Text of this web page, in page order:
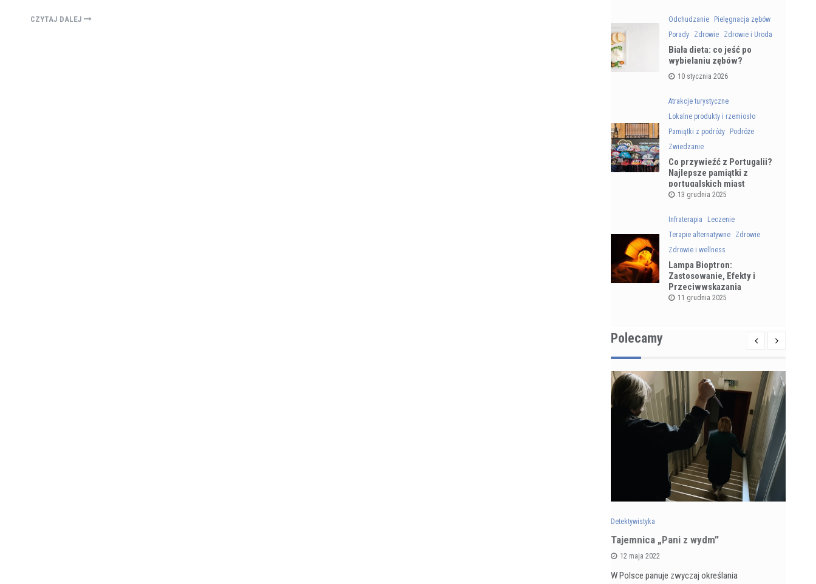
CZYTAJ DALEJ Odchudzanie
Pielęgnacja zębów
Porady
Zdrowie Zdrowie i Uroda
Biała dieta: co jeść po
wybielaniu zębów?
10 stycznia 2026
Atrakcje turystyczne
Lokalne produkty i rzemiosło
Pamiątki z podróży
Podróże
Zwiedzanie
Co przywieźć z Portugalii?
Najlepsze pamiątki z
portugalskich miast
13 grudnia 2025
Infraterapia
Leczenie
Terapie alternatywne
Zdrowie
Zdrowie i wellness
Lampa Bioptron:
Zastosowanie, Efekty i
Przeciwwskazania
11 grudnia 2025
Polecamy
Detektywistyka
Tajemnica „Pani z wydm”
12 maja 2022
W Polsce panuje zwyczaj określania